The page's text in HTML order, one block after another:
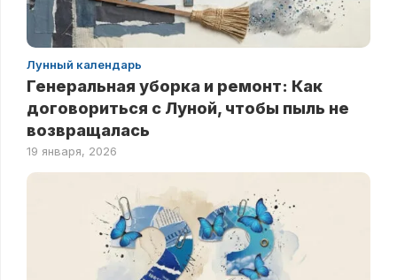
Лунный календарь
Генеральная уборка и ремонт: Как
договориться с Луной, чтобы пыль не
возвращалась
19 января, 2026